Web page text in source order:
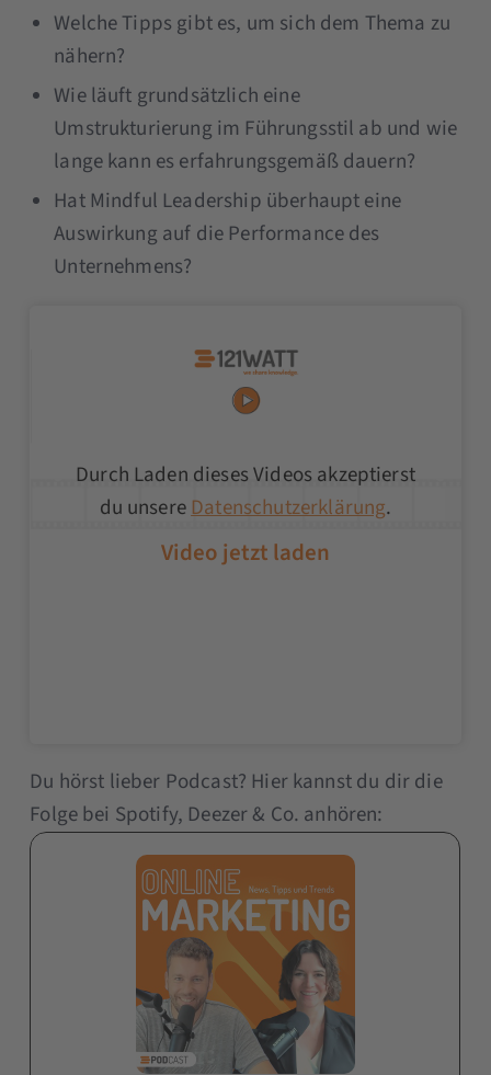
Welche Tipps gibt es, um sich dem Thema zu
nähern?
Wie läuft grundsätzlich eine
Umstrukturierung im Führungsstil ab und wie
lange kann es erfahrungsgemäß dauern?
Hat Mindful Leadership überhaupt eine
Auswirkung auf die Performance des
Unternehmens?
Durch Laden dieses Videos akzeptierst
du unsereDatenschutzerklärung.
Du hörst lieber Podcast? Hier kannst du dir die
Folge bei Spotify, Deezer & Co. anhören: